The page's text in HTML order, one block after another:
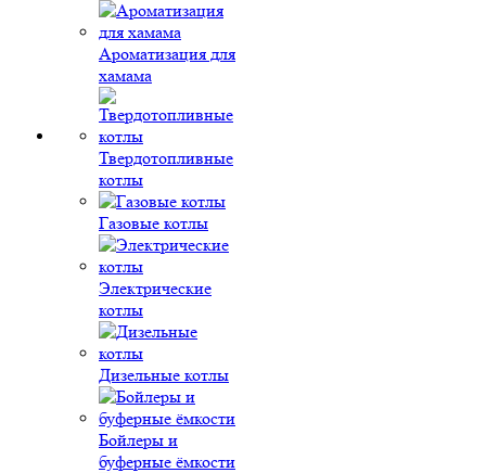
Ароматизация для
хамама
Твердотопливные
котлы
Газовые котлы
Электрические
котлы
Дизельные котлы
Бойлеры и
буферные ёмкости